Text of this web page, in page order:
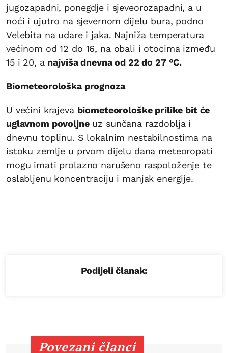
jugozapadni, ponegdje i sjeveorozapadni, a u
noći i ujutro na sjevernom dijelu bura, podno
Velebita na udare i jaka. Najniža temperatura
većinom od 12 do 16, na obali i otocima između
15 i 20, a najviša dnevna od 22 do 27 °C.
Biometeorološka prognoza
U većini krajeva biometeorološke prilike bit će
uglavnom povoljneuz sunčana razdoblja i
dnevnu toplinu. S lokalnim nestabilnostima na
istoku zemlje u prvom dijelu dana meteoropati
mogu imati prolazno narušeno raspoloženje te
oslabljenu koncentraciju i manjak energije.
Podijeli članak:
Povezani članci